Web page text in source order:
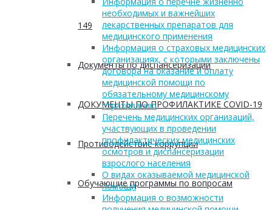
149
Документы по диспансеризации
ДОКУМЕНТЫ ПО ПРОФИЛАКТИКЕ COVID-19
Противодействие коррупции
Обучающие программы по вопросам
необходимых и важнейших
лекарственных препаратов для
медицинского применения
Информация о страховых медицинских
организациях, с которыми заключены
договора на оказание и оплату
медицинской помощи по
обязательному медицинскому
страхованию
Перечень медицинских организаций,
участвующих в проведении
профилактических медицинских
осмотров и диспансеризации
взрослого населения
О видах оказываемой медицинской
помощи
Информация о возможности